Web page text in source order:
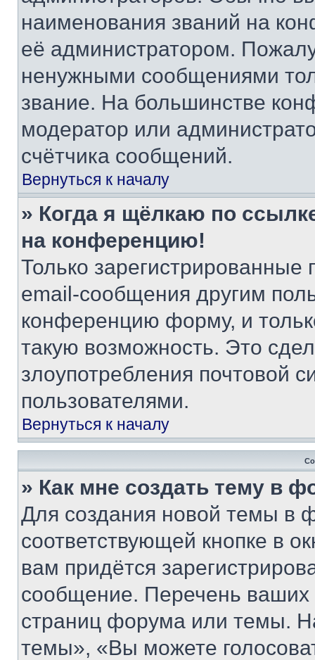
наименования званий на
её администратором.
ненужными сообщениями
звание. На большинстве
модератор или
счётчика сообщений.
Вернуться к началу
» Когда я щёлкаю по
на конференцию!
Только зарегистрированные
email-сообщения другим
конференцию форму, и
такую возможность. Это
злоупотребления почтовой
пользователями.
Вернуться к началу
» Как мне создать тему в
Для создания новой темы в
соответствующей кнопке в
вам придётся
сообщение. Перечень ваших
страниц форума или темы.
темы», «Вы можете